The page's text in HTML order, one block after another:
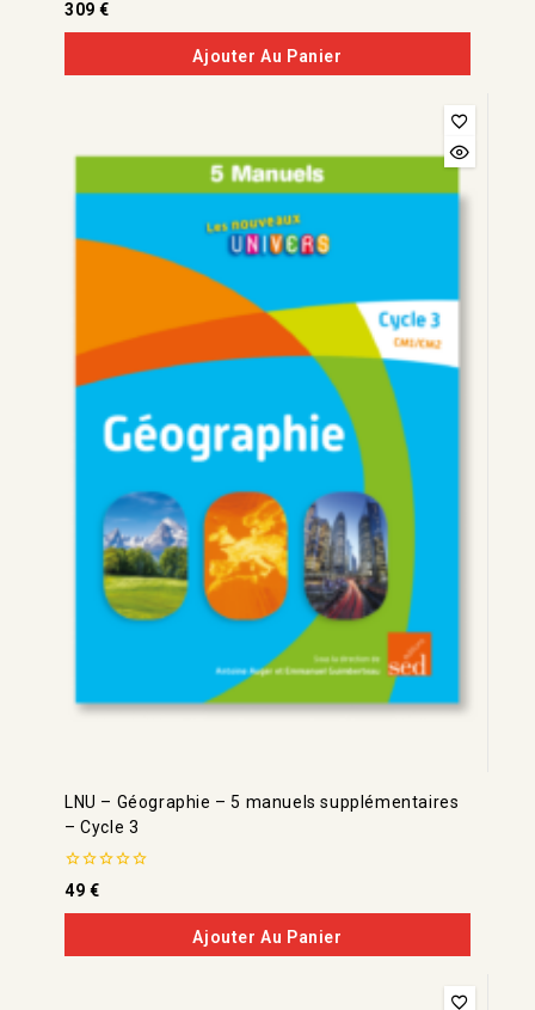
de
5
309€
Ajouter Au Panier
LNU – Géographie – 5 manuels supplémentaires
– Cycle 3
0
de
5
49 €
Ajouter Au Panier